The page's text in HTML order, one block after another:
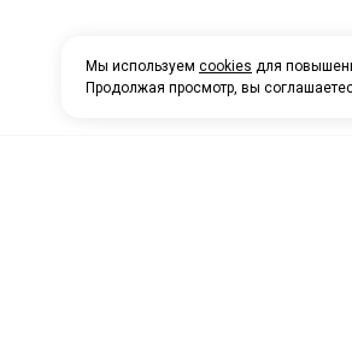
Мы используем cookies для
Продолжая просмотр, вы